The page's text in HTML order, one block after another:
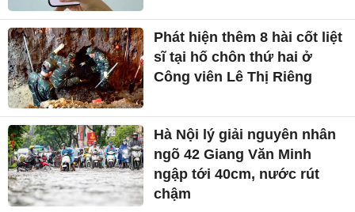
Phát hiện thêm 8 hài cốt liệt
sĩ tại hố chôn thứ hai ở
Công viên Lê Thị Riêng
Hà Nội lý giải nguyên nhân
ngõ 42 Giang Văn Minh
ngập tới 40cm, nước rút
chậm